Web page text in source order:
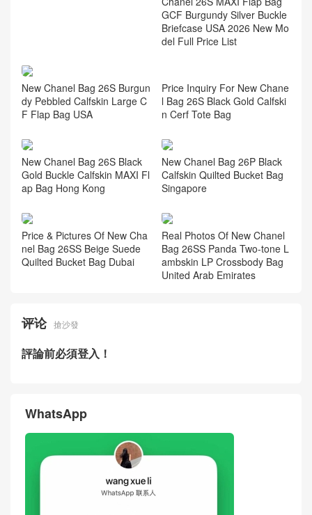
GCF Burgundy Silver Buckle
Briefcase USA 2026 New Mo
del Full Price List
New Chanel Bag 26S Burgun
dy Pebbled Calfskin Large C
F Flap Bag USA
Price Inquiry For New Chane
l Bag 26S Black Gold Calfski
n Cerf Tote Bag
ap Bag Hong Kong
Price & Pictures Of New Cha
搶沙發
評論前必須登入！